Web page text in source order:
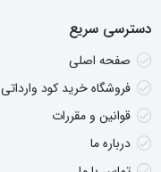
دسترسی سریع
صفحه اصلی
فروشگاه خرید کود وارداتی
قوانین و مقررات
درباره ما